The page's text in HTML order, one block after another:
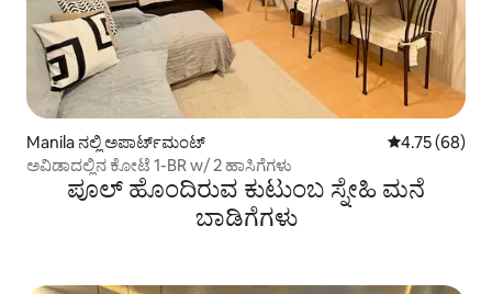
Manila ನಲ್ಲಿ ಅಪಾರ್ಟ್‌ಮಂಟ್ 5 ರಲ್ಲಿ 4.75
4.75 (68)
ಅವಿಡಾದಲ್ಲಿನ ಕೋಟೆ 1-BR w/ 2 ಹಾಸಿಗೆಗಳು
ಪೂಲ್ ಹೊಂದಿರುವ ಕುಟುಂಬ ಸ್ನೇಹಿ ಮನೆ
ಬಾಡಿಗೆಗಳು